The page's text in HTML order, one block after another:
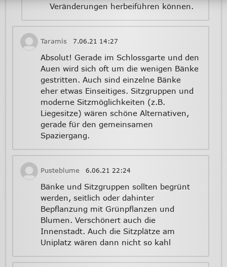
Veränderungen herbeiführen können.
Taramis 7.06.21 14:27
Absolut! Gerade im Schlossgarte und den
Auen wird sich oft um die wenigen Bänke
gestritten. Auch sind einzelne Bänke
eher etwas Einseitiges. Sitzgruppen und
moderne Sitzmöglichkeiten (z.B.
Liegesitze) wären schöne Alternativen,
gerade für den gemeinsamen
Spaziergang.
Pusteblume 6.06.21 22:24
Bänke und Sitzgruppen sollten begrünt
werden, seitlich oder dahinter
Bepflanzung mit Grünpflanzen und
Blumen. Verschönert auch die
Innenstadt. Auch die Sitzplätze am
Uniplatz wären dann nicht so kahl